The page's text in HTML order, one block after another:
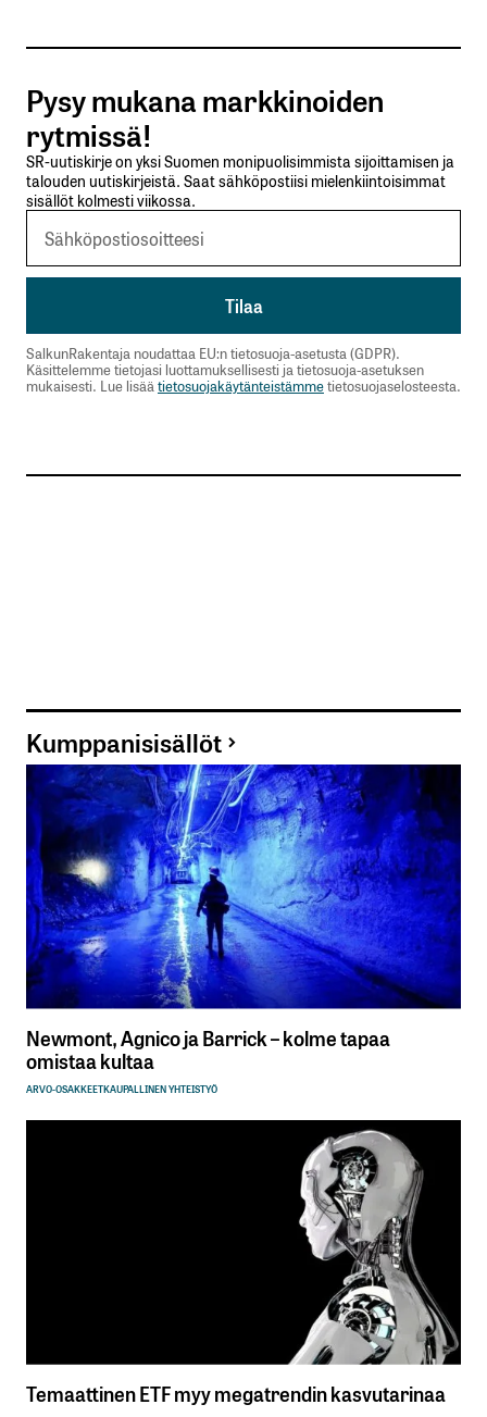
sisään
rekisteröityä
Sähköpostiosoitettasi ei julkaista.Pakolliset
Kommentti*
Lähetä kommentti
Pysy mukana markkinoiden
rytmissä!
SR-uutiskirje on yksi Suomen monipuolisimmista sijoittamisen ja
talouden uutiskirjeistä. Saat sähköpostiisi mielenkiintoisimmat
sisällöt kolmesti viikossa.
SalkunRakentaja noudattaa EU:n tietosuoja-asetusta (GDPR).
Käsittelemme tietojasi luottamuksellisesti ja tietosuoja-asetuksen
mukaisesti. Lue lisäätietosuojakäytänteistämmetietosuojaselosteesta.
Kumppanisisällöt
Newmont, Agnico ja Barrick – kolme tapaa
omistaa kultaa
ARVO-OSAKKEETKAUPALLINEN YHTEISTYÖ
Temaattinen ETF myy megatrendin kasvutarinaa